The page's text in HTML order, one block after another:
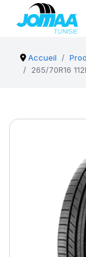
Accueil
265/70R16